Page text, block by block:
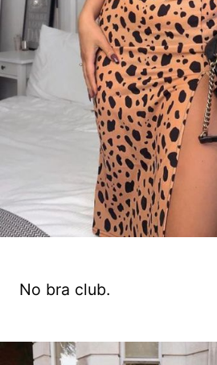
No bra club.